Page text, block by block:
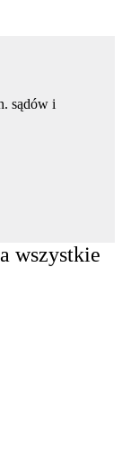
sądów i
wszystkie